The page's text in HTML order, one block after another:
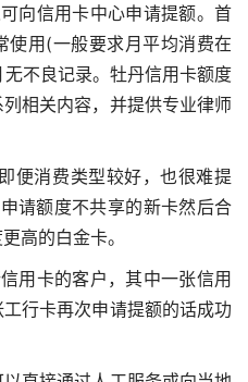
向信用卡中心申请提额。首
使用(一般要求月平均消费在
不良记录。牡丹信用卡额度
相关内容，并提供专业律师
便消费类型较好，也很难提
请额度不共享的新卡然后合
高的白金卡。
用卡的客户，其中一张信用
行卡再次申请提额的话成功